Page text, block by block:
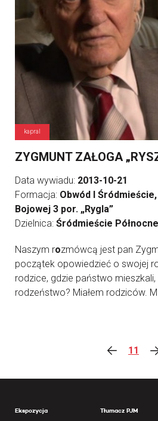
kapral
ZYGMUNT ZAŁOGA
Data wywiadu: 2013-10-21
Formacja: Obwód I
Bojowej 3 por. „Rygla”
Dzielnica: Śródmieście Północne
Naszym rozmówcą jest pan
początek opowiedzieć o swojej
rodzice, gdzie państwo mieszkali,
rodzeństwo? Miałem rodziców.
11
Ekspozycja Tłumacz PJM